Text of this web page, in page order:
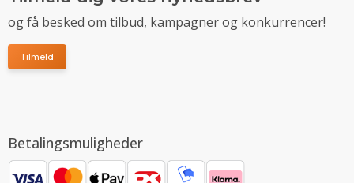
og få besked om tilbud, kampagner og konkurrencer!
Tilmeld
Betalingsmuligheder